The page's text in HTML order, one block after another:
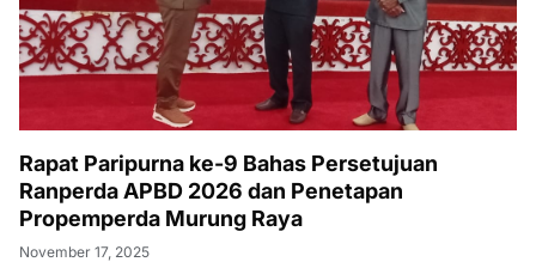
Rapat Paripurna ke-9 Bahas Persetujuan
Ranperda APBD 2026 dan Penetapan
Propemperda Murung Raya
November 17, 2025